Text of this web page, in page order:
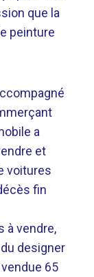
que la
peinture
a
et
voitures
fin
à vendre,
designer
65